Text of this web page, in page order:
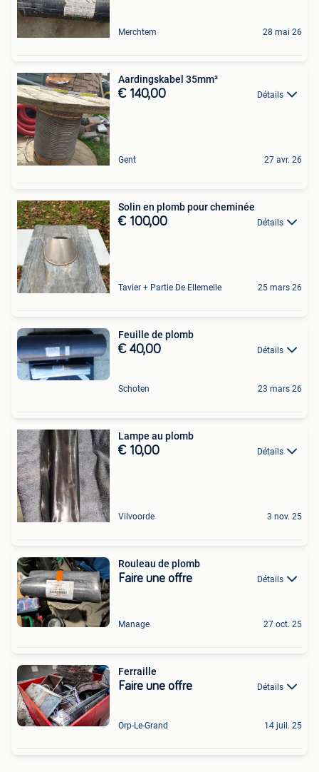
Merchtem 28 mai 26
Aardingskabel 35mm²
€ 140,00 Détails
Gent 27 avr. 26
Solin en plomb pour cheminée
€ 100,00 Détails
Tavier + Partie De Ellemelle 25 mars 26
Feuille de plomb
€ 40,00 Détails
Schoten 23 mars 26
Lampe au plomb
€ 10,00 Détails
Vilvoorde 3 nov. 25
Rouleau de plomb
Faire une offre Détails
Manage 27 oct. 25
Ferraille
Faire une offre Détails
Orp-Le-Grand 14 juil. 25